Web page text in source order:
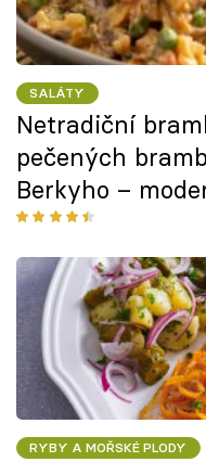
SALÁTY
Netradiční
pečených
Berkyho –
vánoční přílohy
RYBY A MOŘSKÉ PLODY